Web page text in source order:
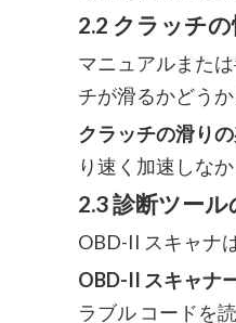
2.2 クラッチ
マニュアルまた
チが滑るかどうか
クラッチの滑り
り速く加速しな
2.3 診断ツール
OBD-II スキャナ
OBD-II スキャナ
ラブル コードを